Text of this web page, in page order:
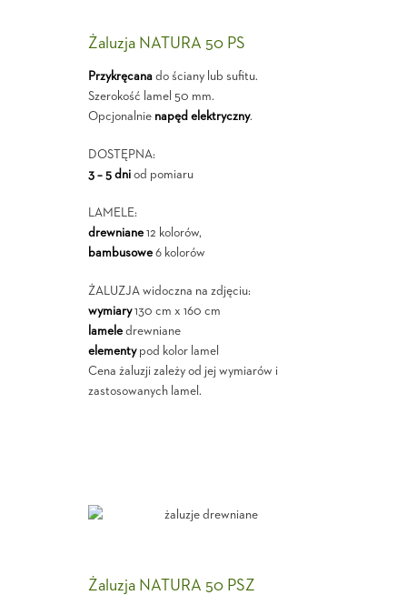
Żaluzja NATURA 50 PS
Przykręcanado ściany lub sufitu.
Szerokość lamel 50 mm.
Opcjonalnie napęd elektryczny.
DOSTĘPNA:
3 – 5 dniod pomiaru
LAMELE:
drewniane12 kolorów,
bambusowe6 kolorów
ŻALUZJA widoczna na zdjęciu:
wymiary130 cm x 160 cm
lameledrewniane
elementypod kolor lamel
Cena żaluzji zależy od jej wymiarów i
zastosowanych lamel.
Żaluzja NATURA 50 PSZ